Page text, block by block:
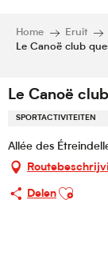
Home Eruit
Le Canoë club
Le Canoë
SPORTACTIVITEITEN
Allée des
Delen
Ajouter